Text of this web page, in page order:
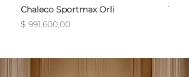
Chaleco Sportmax Orli
Precio
$ 991.600,00
T-